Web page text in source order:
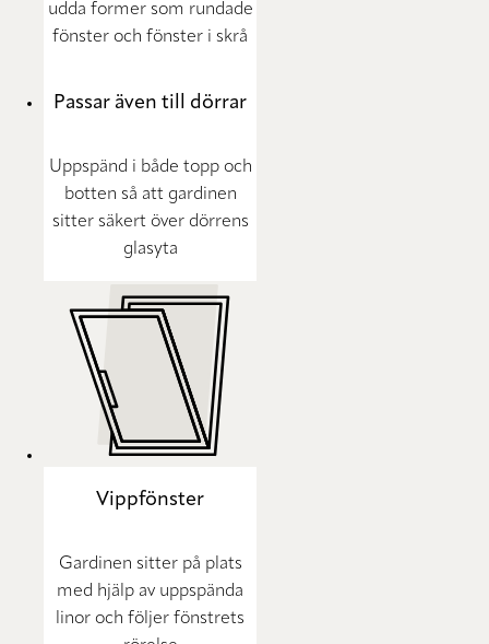
udda former som rundade
fönster och fönster i skrå
Passar även till dörrar
Uppspänd i både topp och
botten så att gardinen
sitter säkert över dörrens
glasyta
Vippfönster
Gardinen sitter på plats
med hjälp av uppspända
linor och följer fönstrets